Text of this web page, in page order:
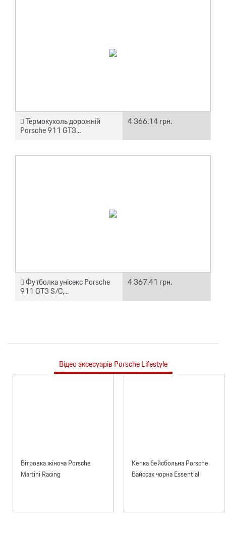
Термокухоль дорожній
Porsche 911 GT3...
4 366.14 грн.
Футболка унісекс Porsche
911 GT3 S/C,...
4 367.41 грн.
Відео аксесуарів Porsche Lifestyle
Вітровка жіноча Porsche
Martini Racing
Кепка бейсбольна Porsche
Вайссах чорна Essential